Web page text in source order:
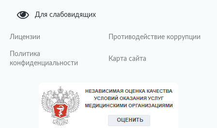
Для слабовидящих
Лицензии Противодействие коррупции
Политика
конфиденциальности
Карта сайта